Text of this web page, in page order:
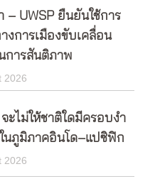
– UWSP ยืนยันใช้การ
างการเมืองขับเคลื่อน
การสันติภาพ
2026
ะไม่ให้ชาติใดมีครอบงำ
นภูมิภาคอินโด–แปซิฟิก
2026